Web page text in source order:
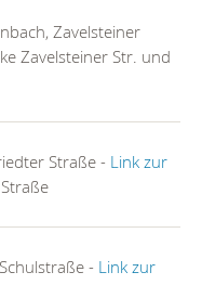
Zavelsteiner
Zavelsteiner Str. und
Straße - Link zur
- Link zur